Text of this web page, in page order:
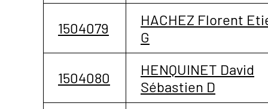
1504079
HACHEZ Florent
G
1504080
HENQUINET David
Sébastien D